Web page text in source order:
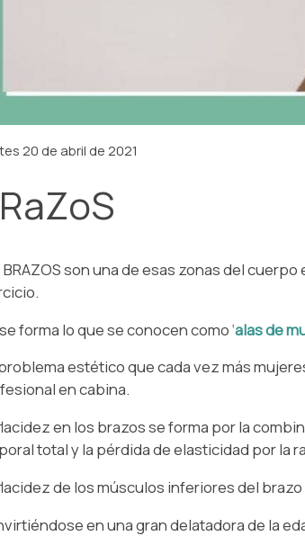
20 de abril de 2021
BRAZOS son una de esas zonas del
forma lo que se conocen como ‘alas de
estético que cada vez más
en cabina.⁠
en los brazos se forma por la
total y la pérdida de elasticidad por la
de los músculos inferiores del
en una gran delatadora de la